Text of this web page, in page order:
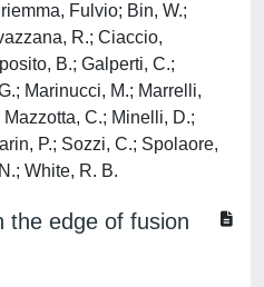
Fulvio; Bin, W.;
R.; Ciaccio,
B.; Galperti, C.;
Marinucci, M.; Marrelli,
C.; Minelli, D.;
P.; Sozzi, C.; Spolaore,
White, R. B.
the edge of fusion